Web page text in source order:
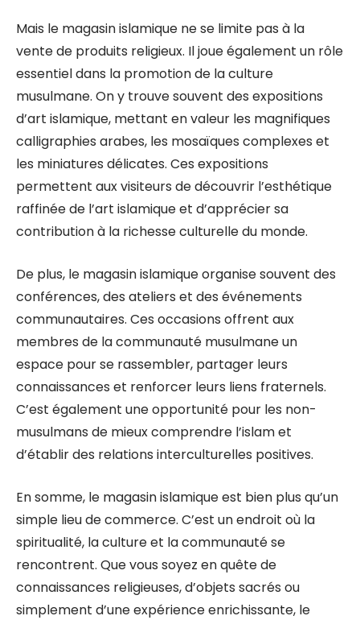
Mais le magasin islamique ne se limite pas à la
vente de produits religieux. Il joue également un rôle
essentiel dans la promotion de la culture
musulmane. On y trouve souvent des expositions
d’art islamique, mettant en valeur les magnifiques
calligraphies arabes, les mosaïques complexes et
les miniatures délicates. Ces expositions
permettent aux visiteurs de découvrir l’esthétique
raffinée de l’art islamique et d’apprécier sa
contribution à la richesse culturelle du monde.
De plus, le magasin islamique organise souvent des
conférences, des ateliers et des événements
communautaires. Ces occasions offrent aux
membres de la communauté musulmane un
espace pour se rassembler, partager leurs
connaissances et renforcer leurs liens fraternels.
C’est également une opportunité pour les non-
musulmans de mieux comprendre l’islam et
d’établir des relations interculturelles positives.
En somme, le magasin islamique est bien plus qu’un
simple lieu de commerce. C’est un endroit où la
spiritualité, la culture et la communauté se
rencontrent. Que vous soyez en quête de
connaissances religieuses, d’objets sacrés ou
simplement d’une expérience enrichissante, le